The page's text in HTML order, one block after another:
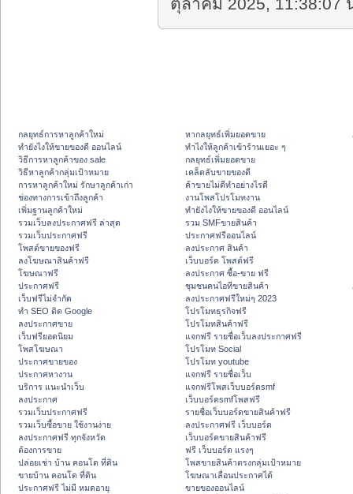
ตุลาคม 2025, 11:38:07
กลยุทธ์การหาลูกค้าใหม่
ทํายังไงให้ขายของดี ออนไลน์
วิธีการหาลูกค้าของ sale
วิธีหาลูกค้ากลุ่มเป้าหมาย
การหาลูกค้าใหม่ รักษาลูกค้าเก่า
ช่องทางการเข้าถึงลูกค้า
เพิ่มฐานลูกค้าใหม่
รวมเว็บลงประกาศฟรี ล่าสุด
รวมเว็บประกาศฟรี
โพสต์ขายของฟรี
ลงโฆษณาสินค้าฟรี
โฆษณาฟรี
ประกาศฟรี
เว็บฟรีไม่จำกัด
ทำ SEO ติด Google
ลงประกาศขาย
เว็บฟรียอดนิยม
โพสโฆษณา
ประกาศขายของ
ประกาศหางาน
บริการ แนะนำเว็บ
ลงประกาศ
รวมเว็บประกาศฟรี
รวมเว็บซื้อขาย ใช้งานง่าย
ลงประกาศฟรี ทุกจังหวัด
ต้องการขาย
ปล่อยเช่า บ้าน คอนโด ที่ดิน
ขายบ้าน คอนโด ที่ดิน
ประกาศฟรี ไม่มี หมดอายุ
หากลยุทธ์เพิ่มยอดขาย
ทําไงให้ลูกค้าเข้าร้านเยอะ ๆ
กลยุทธ์เพิ่มยอดขาย
เคล็ดลับขายของดี
ค้าขายไม่ดีทำอย่างไรดี
งานโพสโปรโมทงาน
ทํายังไงให้ขายของดี ออนไลน์
รวม SMFขายสินค้า
ประกาศฟรีออนไลน์
ลงประกาศ สินค้า
เว็บบอร์ด โพสต์ฟรี
ลงประกาศ ซื้อ-ขาย ฟรี
ชุมชนคนไอทีขายสินค้า
ลงประกาศฟรีใหม่ๆ 2023
โปรโมทธุรกิจฟรี
โปรโมทสินค้าฟรี
แจกฟรี รายชื่อเว็บลงประกาศฟรี
โปรโมท Social
โปรโมท youtube
แจกฟรี รายชื่อเว็บ
แจกฟรีโพสเว็บบอร์ดsmf
เว็บบอร์ดsmfโพสฟรี
รายชื่อเว็บบอร์ดขายสินค้าฟรี
ลงประกาศฟรี เว็บบอร์ด
เว็บบอร์ดขายสินค้าฟรี
ฟรี เว็บบอร์ด แรงๆ
โพสขายสินค้าตรงกลุ่มเป้าหมาย
โฆษณาเลื่อนประกาศได้
ขายของออนไลน์